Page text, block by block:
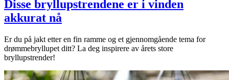
Disse bryllupstrendene er i vinden
akkurat nå
Er du på jakt etter en fin ramme og et gjennomgående tema for
drømmebryllupet ditt? La deg inspirere av årets store
bryllupstrender!